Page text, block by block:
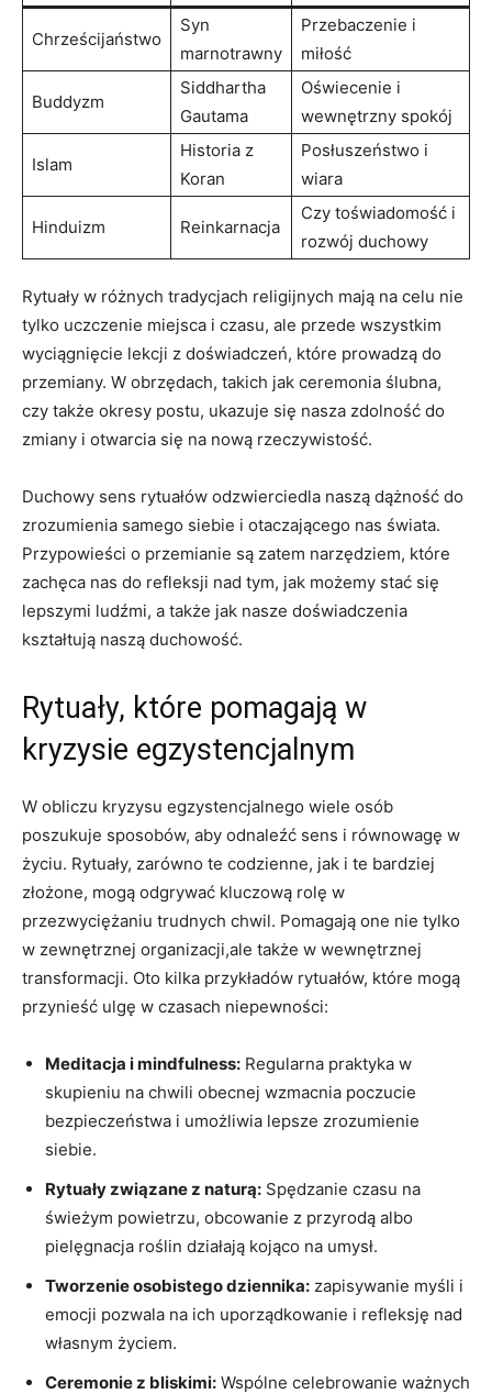
Chrześcijaństwo
Syn
marnotrawny
Przebaczenie i
miłość
Buddyzm
Siddhartha
Gautama
Oświecenie i
wewnętrzny spokój
Islam
Historia z
Koran
Posłuszeństwo i
wiara
Hinduizm Reinkarnacja
Czy toświadomość i
rozwój duchowy
Rytuały w różnych tradycjach religijnych mają na celu nie
tylko uczczenie miejsca i czasu, ale przede wszystkim
wyciągnięcie lekcji z doświadczeń, które prowadzą do
przemiany. W obrzędach, takich jak ceremonia ślubna,
czy także okresy postu, ukazuje się nasza zdolność do
zmiany i otwarcia się na nową rzeczywistość.
Duchowy sens rytuałów odzwierciedla naszą dążność do
zrozumienia samego siebie i otaczającego nas świata.
Przypowieści o przemianie są zatem narzędziem, które
zachęca nas do refleksji nad tym, jak możemy stać się
lepszymi ludźmi, a także jak nasze doświadczenia
kształtują naszą duchowość.
Rytuały, które pomagają w
kryzysie egzystencjalnym
W obliczu kryzysu egzystencjalnego wiele osób
poszukuje sposobów, aby odnaleźć sens i równowagę w
życiu. Rytuały, zarówno te codzienne, jak i te bardziej
złożone, mogą odgrywać kluczową rolę w
przezwyciężaniu trudnych chwil. Pomagają one nie tylko
w zewnętrznej organizacji,ale także w wewnętrznej
transformacji. Oto kilka przykładów rytuałów, które mogą
przynieść ulgę w czasach niepewności:
Meditacja i mindfulness: Regularna praktyka w
skupieniu na chwili obecnej wzmacnia poczucie
bezpieczeństwa i umożliwia lepsze zrozumienie
siebie.
Rytuały związane z naturą: Spędzanie czasu na
świeżym powietrzu, obcowanie z przyrodą albo
pielęgnacja roślin działają kojąco na umysł.
Tworzenie osobistego dziennika: zapisywanie myśli i
emocji pozwala na ich uporządkowanie i refleksję nad
własnym życiem.
Ceremonie z bliskimi: Wspólne celebrowanie ważnych